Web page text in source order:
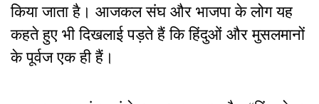
किया जाता है। आजकल संघ और भाजपा के लोग यह
कहते हुए भी दिखलाई पड़ते हैं कि हिंदुओं और मुसलमानों
के पूर्वज एक ही हैं।